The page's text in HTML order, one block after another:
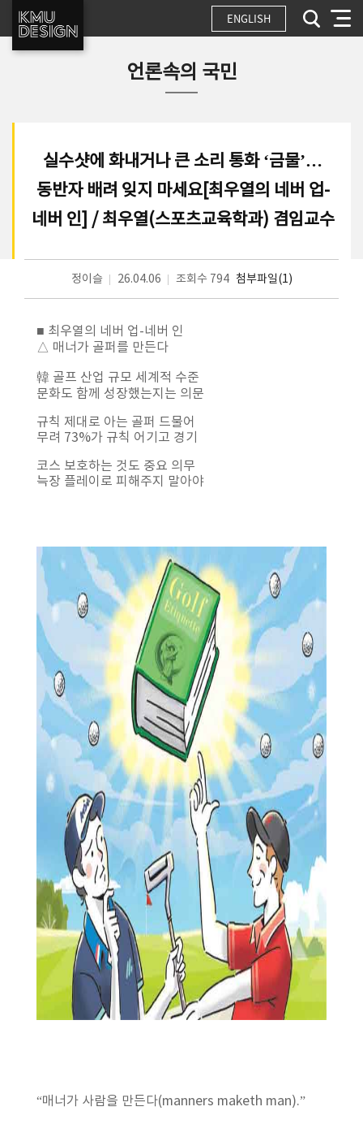
ENGLISH
언론속의 국민
실수샷에 화내거나 큰 소리 통화 ‘금물’…
동반자 배려 잊지 마세요[최우열의 네버 업-
네버 인] / 최우열(스포츠교육학과) 겸임교수
정이슬 26.04.06 조회수 794 첨부파일(1)
■ 최우열의 네버 업-네버 인
△ 매너가 골퍼를 만든다
韓 골프 산업 규모 세계적 수준
문화도 함께 성장했는지는 의문
규칙 제대로 아는 골퍼 드물어
무려 73%가 규칙 어기고 경기
코스 보호하는 것도 중요 의무
늑장 플레이로 피해주지 말아야
“매너가 사람을 만든다(manners maketh man).”